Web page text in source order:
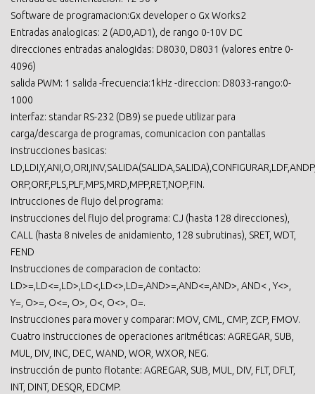
Software de programacion:Gx developer o Gx Works2
Entradas analogicas: 2 (AD0,AD1), de rango 0-10V DC
direcciones entradas analogidas: D8030, D8031 (valores entre 0-
4096)
salida PWM: 1 salida -frecuencia:1kHz -direccion: D8033-rango:0-
1000
interfaz: standar RS-232 (DB9) se puede utilizar para
carga/descarga de programas, comunicacion con pantallas
instrucciones basicas:
ORP,ORF,PLS,PLF,MPS,MRD,MPP,RET,NOP,FIN.
intrucciones de flujo del programa:
instrucciones del flujo del programa: CJ (hasta 128 direcciones),
CALL (hasta 8 niveles de anidamiento, 128 subrutinas), SRET, WDT,
FEND
Instrucciones de comparacion de contacto:
LD>=,LD<=,LD>,LD<,LD<>,LD=,AND>=,AND<=,AND>, AND< , Y<>,
Y=, O>=, O<=, O>, O<, O<>, O=.
Instrucciones para mover y comparar: MOV, CML, CMP, ZCP, FMOV.
Cuatro instrucciones de operaciones aritméticas: AGREGAR, SUB,
MUL, DIV, INC, DEC, WAND, WOR, WXOR, NEG.
instrucción de punto flotante: AGREGAR, SUB, MUL, DIV, FLT, DFLT,
INT, DINT, DESQR, EDCMP.